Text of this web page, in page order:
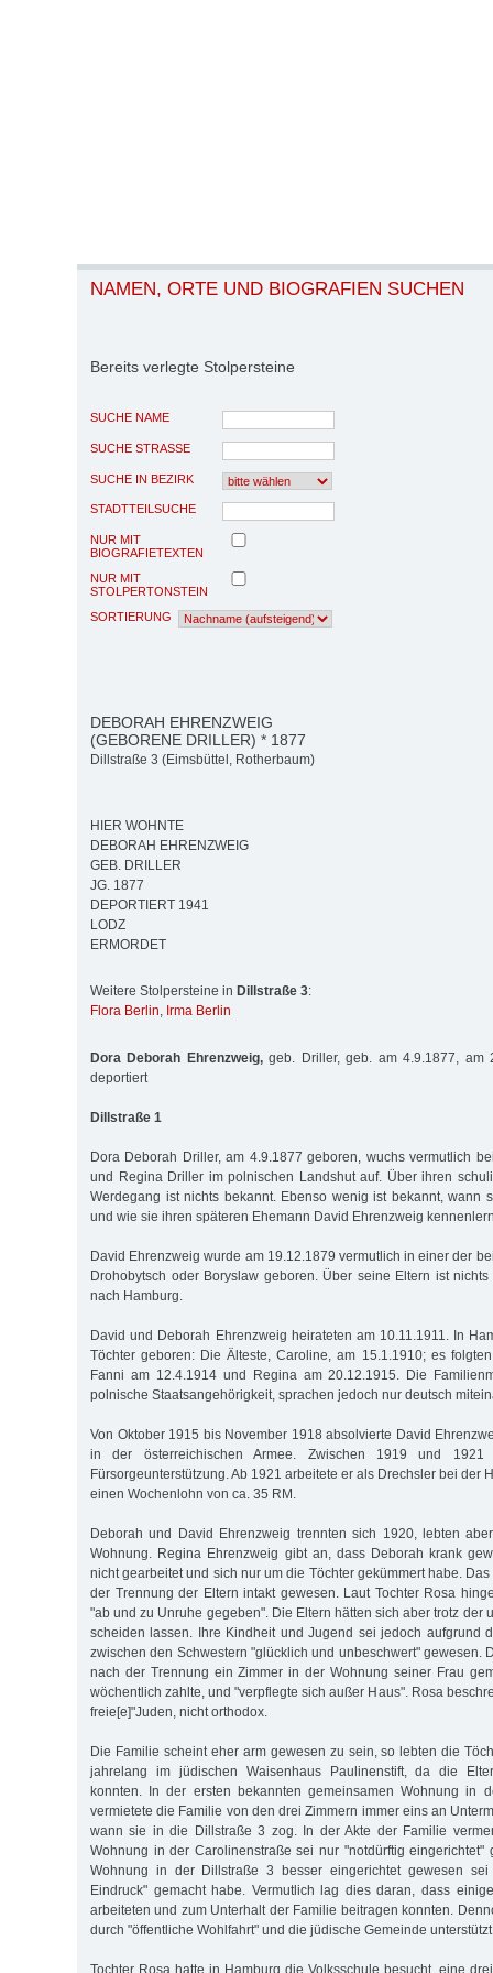
NAMEN, ORTE UND BIOGRAFIEN SUCHEN
Bereits verlegte Stolpersteine
SUCHE NAME
SUCHE STRASSE
SUCHE IN BEZIRK
STADTTEILSUCHE
NUR MIT
BIOGRAFIETEXTEN
NUR MIT
STOLPERTONSTEIN
SORTIERUNG
DEBORAH EHRENZWEIG
(GEBORENE DRILLER) * 1877
Dillstraße 3 (Eimsbüttel, Rotherbaum)
HIER WOHNTE
DEBORAH EHRENZWEIG
GEB. DRILLER
JG. 1877
DEPORTIERT 1941
LODZ
ERMORDET
Weitere Stolpersteine in Dillstraße 3:
Flora Berlin, Irma Berlin
Dora Deborah Ehrenzweig,geb. Driller, geb. am 4.9.1877, am
deportiert
Dillstraße 1
Dora Deborah Driller, am 4.9.1877 geboren, wuchs vermutlich
und Regina Driller im polnischen Landshut auf. Über ihren
Werdegang ist nichts bekannt. Ebenso wenig ist bekannt, wann
und wie sie ihren späteren Ehemann David Ehrenzweig
David Ehrenzweig wurde am 19.12.1879 vermutlich in einer der
Drohobytsch oder Boryslaw geboren. Über seine Eltern ist
nach Hamburg.
David und Deborah Ehrenzweig heirateten am 10.11.1911. In
Töchter geboren: Die Älteste, Caroline, am 15.1.1910; es
Fanni am 12.4.1914 und Regina am 20.12.1915. Die
polnische Staatsangehörigkeit, sprachen jedoch nur deutsch
Von Oktober 1915 bis November 1918 absolvierte David
in der österreichischen Armee. Zwischen 1919 und 1921
Fürsorgeunterstützung. Ab 1921 arbeitete er als Drechsler bei der
einen Wochenlohn von ca. 35 RM.
Deborah und David Ehrenzweig trennten sich 1920, lebten
Wohnung. Regina Ehrenzweig gibt an, dass Deborah krank
nicht gearbeitet und sich nur um die Töchter gekümmert habe.
der Trennung der Eltern intakt gewesen. Laut Tochter Rosa
"ab und zu Unruhe gegeben". Die Eltern hätten sich aber trotz der
scheiden lassen. Ihre Kindheit und Jugend sei jedoch aufgrund
zwischen den Schwestern "glücklich und unbeschwert" gewesen.
nach der Trennung ein Zimmer in der Wohnung seiner Frau
wöchentlich zahlte, und "verpflegte sich außer Haus". Rosa
freie[e]"Juden, nicht orthodox.
Die Familie scheint eher arm gewesen zu sein, so lebten die
jahrelang im jüdischen Waisenhaus Paulinenstift, da die
konnten. In der ersten bekannten gemeinsamen Wohnung in
vermietete die Familie von den drei Zimmern immer eins an
wann sie in die Dillstraße 3 zog. In der Akte der Familie
Wohnung in der Carolinenstraße sei nur "notdürftig eingerichtet"
Wohnung in der Dillstraße 3 besser eingerichtet gewesen
Eindruck" gemacht habe. Vermutlich lag dies daran, dass
arbeiteten und zum Unterhalt der Familie beitragen konnten.
durch "öffentliche Wohlfahrt" und die jüdische Gemeinde
Tochter Rosa hatte in Hamburg die Volksschule besucht, eine